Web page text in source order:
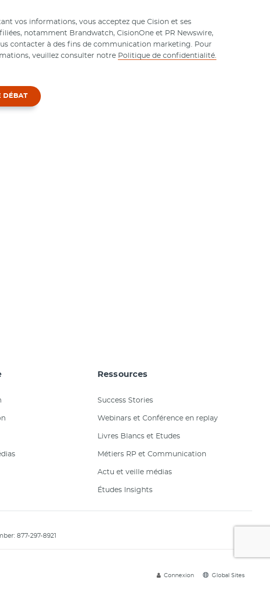
vos informations, vous acceptez que Cision et ses
notamment Brandwatch, CisionOne et PR Newswire,
contacter à des fins de communication marketing. Pour
veuillez consulter notre Politique de confidentialité.
DÉBAT
Ressources
Success Stories
Webinars et Conférence en replay
Livres Blancs et Etudes
Métiers RP et Communication
Actu et veille médias
Études Insights
877-297-8921
Connexion Global Sites